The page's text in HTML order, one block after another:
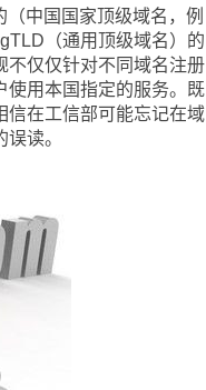
中国国家顶级域名，例
（通用顶级域名）的
不仅仅针对不同域名注册
使用本国指定的服务。既
信在工信部可能忘记在域
读。